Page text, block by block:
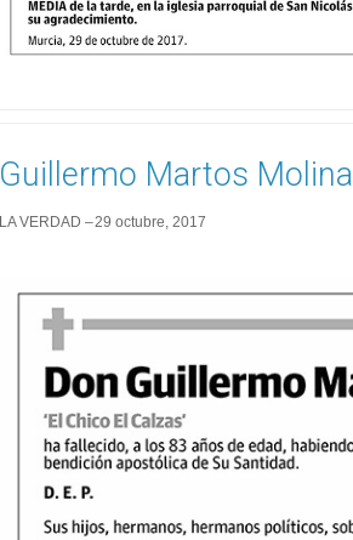
Guillermo Martos Molina
LA VERDAD 29 octubre, 2017